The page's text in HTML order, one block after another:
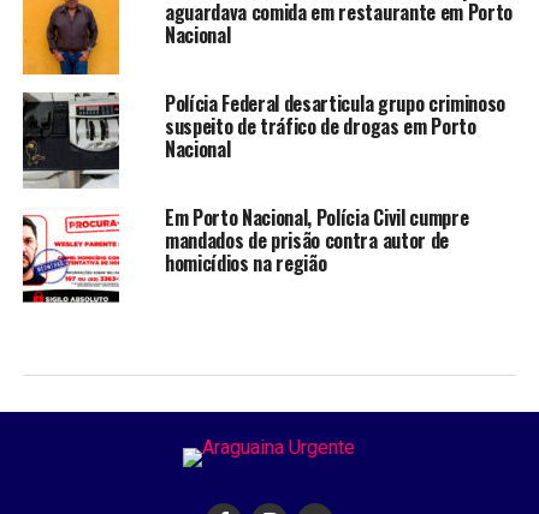
aguardava comida em restaurante em Porto
Nacional
Polícia Federal desarticula grupo criminoso
suspeito de tráfico de drogas em Porto
Nacional
Em Porto Nacional, Polícia Civil cumpre
mandados de prisão contra autor de
homicídios na região